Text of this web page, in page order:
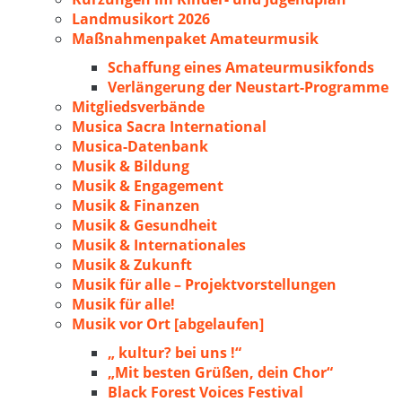
Landmusikort 2026
Maßnahmenpaket Amateurmusik
Schaffung eines Amateurmusikfonds
Verlängerung der Neustart-Programme
Mitgliedsverbände
Musica Sacra International
Musica-Datenbank
Musik & Bildung
Musik & Engagement
Musik & Finanzen
Musik & Gesundheit
Musik & Internationales
Musik & Zukunft
Musik für alle – Projektvorstellungen
Musik für alle!
Musik vor Ort [abgelaufen]
„ kultur? bei uns !“
„Mit besten Grüßen, dein Chor“
Black Forest Voices Festival